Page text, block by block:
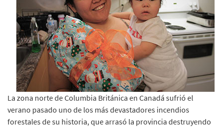
La zona norte de Columbia Británica en Canadá sufrió el
verano pasado uno de los más devastadores incendios
forestales de su historia, que arrasó la provincia destruyendo